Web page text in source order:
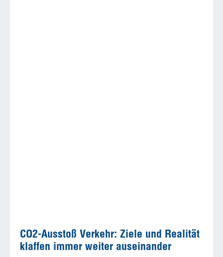
CO2-Ausstoß Verkehr: Ziele und Realität
klaffen immer weiter auseinander